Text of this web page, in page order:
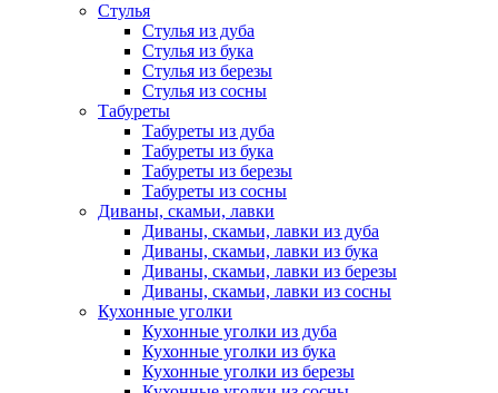
Стулья
Стулья из дуба
Стулья из бука
Стулья из березы
Стулья из сосны
Табуреты
Табуреты из дуба
Табуреты из бука
Табуреты из березы
Табуреты из сосны
Диваны, скамьи, лавки
Диваны, скамьи, лавки из дуба
Диваны, скамьи, лавки из бука
Диваны, скамьи, лавки из березы
Диваны, скамьи, лавки из сосны
Кухонные уголки
Кухонные уголки из дуба
Кухонные уголки из бука
Кухонные уголки из березы